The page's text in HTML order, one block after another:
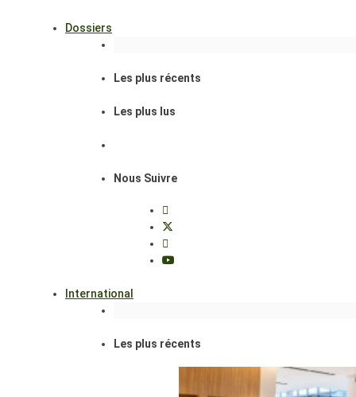
Dossiers
Les plus récents
Les plus lus
Nous Suivre
International
Les plus récents